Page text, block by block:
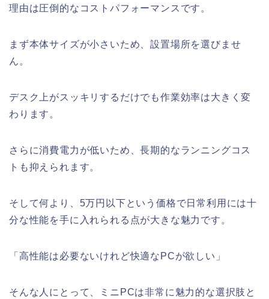
理由は圧倒的なコストパフォーマンスです。
まず本体サイズが小さいため、設置場所を選びませ
ん。
デスク上がスッキリするだけでも作業効率は大きく変
わります。
さらに消費電力が低いため、長期的なランニングコス
トも抑えられます。
そして何より、5万円以下という価格で日常利用には十
分な性能を手に入れられる点が大きな魅力です。
「高性能は必要ないけれど快適なPCが欲しい」
そんな人にとって、ミニPCは非常に魅力的な選択肢と